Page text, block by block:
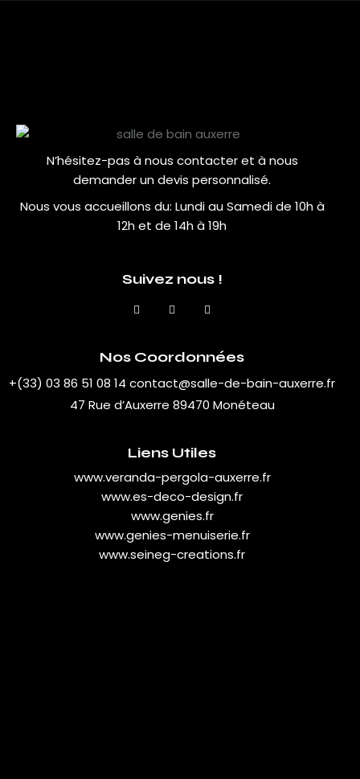
N’hésitez-pas à nous contacter et à nous
demander un devis personnalisé.
Nous vous accueillons du: Lundi au Samedi de 10h à
12h et de 14h à 19h
Suivez nous !
Nos Coordonnées
+(33) 03 86 51 08 14 contact@salle-de-bain-auxerre.fr
47 Rue d’Auxerre 89470 Monéteau
Liens Utiles
www.veranda-pergola-auxerre.fr
www.es-deco-design.fr
www.genies.fr
www.genies-menuiserie.fr
www.seineg-creations.fr